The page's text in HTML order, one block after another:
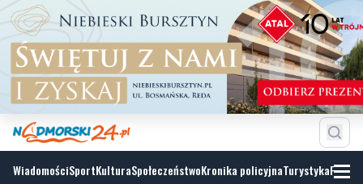
WiadomościSportKulturaSpołeczeństwoKronika policyjnaTurystyka